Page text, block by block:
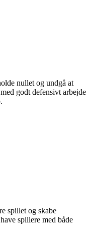
nullet og undgå at
godt defensivt arbejde
spillet og skabe
spillere med både